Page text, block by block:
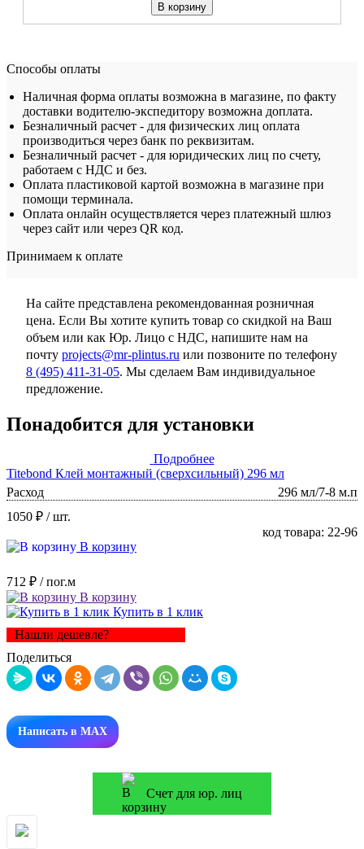
В корзину
Способы оплаты
Наличная форма оплаты возможна в магазине, по факту
доставки водителю-экспедитору возможна доплата.
Безналичный расчет - для физических лиц оплата
производиться через банк по реквизитам.
Безналичный расчет - для юридических лиц по счету,
работаем с НДС и без.
Оплата пластиковой картой возможна в магазине при
помощи терминала.
Оплата онлайн осуществляется через платежный шлюз
через сайт или через QR код.
Принимаем к оплате
На сайте представлена рекомендованная розничная
цена. Если Вы хотите купить товар со скидкой на Ваш
объем или как Юр. Лицо с НДС, напишите нам на
почту projects@mr-plintus.ru или позвоните по телефону
8 (495) 411-31-05. Мы сделаем Вам индивидуальное
предложение.
Понадобится для установки
Подробнее
Titebond Клей монтажный (сверхсильный) 296 мл
Расход
296 мл/7-8 м.п
1050 ₽ / шт.
код товара: 22-96
В корзину
712 ₽ / пог.м
В корзину
Купить в 1 клик
Нашли дешевле?
Поделиться
Написать в MAX
Счет для юр. лиц